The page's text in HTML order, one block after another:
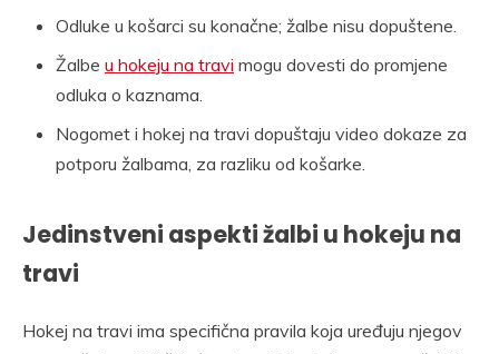
Odluke u košarci su konačne; žalbe nisu dopuštene.
Žalbe u hokeju na travi mogu dovesti do promjene
odluka o kaznama.
Nogomet i hokej na travi dopuštaju video dokaze za
potporu žalbama, za razliku od košarke.
Jedinstveni aspekti žalbi u hokeju na
travi
Hokej na travi ima specifična pravila koja uređuju njegov